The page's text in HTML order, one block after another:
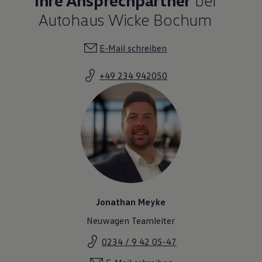
Autohaus Wicke Bochum
E-Mail schreiben
+49 234 942050
Jonathan Meyke
Neuwagen Teamleiter
0234 / 9 42 05-47